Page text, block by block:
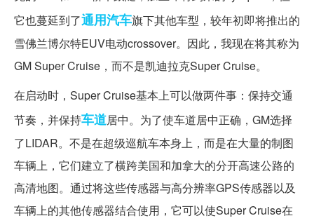
它也蔓延到了通用汽车旗下其他车型，较年初即将推出的
雪佛兰博尔特EUV电动crossover。因此，我现在将其称为
GM Super Cruise，而不是凯迪拉克Super Cruise。
在启动时，Super Cruise基本上可以做两件事：保持交通
节奏，并保持车道居中。为了使车道居中正确，GM选择
了LIDAR。不是在超级巡航车本身上，而是在大量的制图
车辆上，它们建立了横跨美国和加拿大的分开高速公路的
高清地图。通过将这些传感器与高分辨率GPS传感器以及
车辆上的其他传感器结合使用，它可以使Super Cruise在